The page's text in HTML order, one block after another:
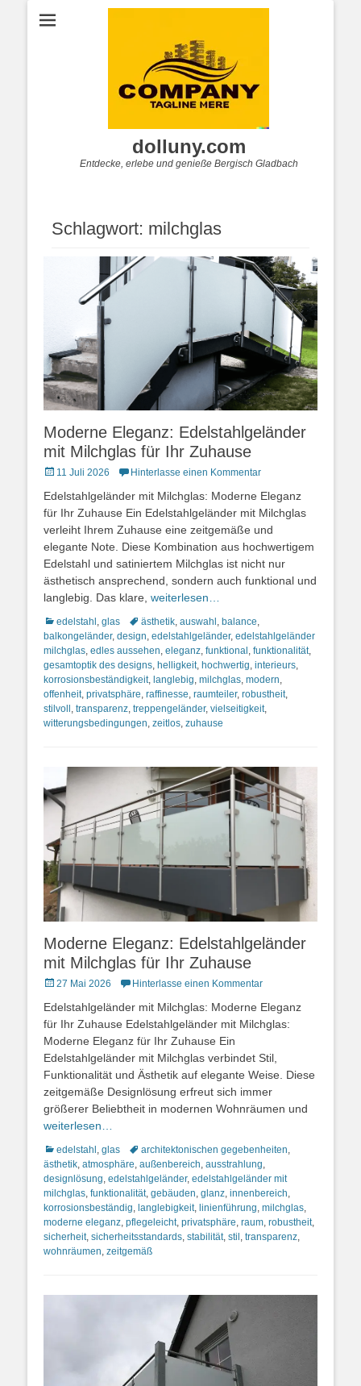
dolluny.com
Entdecke, erlebe und genieße Bergisch Gladbach
Schlagwort: milchglas
Moderne Eleganz: Edelstahlgeländer
mit Milchglas für Ihr Zuhause
Posted
11 Juli 2026 Hinterlasse einen Kommentar
Edelstahlgeländer mit Milchglas: Moderne Eleganz
für Ihr Zuhause Ein Edelstahlgeländer mit Milchglas
verleiht Ihrem Zuhause eine zeitgemäße und
elegante Note. Diese Kombination aus hochwertigem
Edelstahl und satiniertem Milchglas ist nicht nur
ästhetisch ansprechend, sondern auch funktional und
langlebig. Das klare, weiterlesen…
Kategorien
edelstahl , glas Schlagworte
ästhetik, auswahl , balance,
balkongeländer, design, edelstahlgeländer, edelstahlgeländer
milchglas, edles aussehen, eleganz, funktional , funktionalität,
gesamtoptik des designs, helligkeit, hochwertig, interieurs,
korrosionsbeständigkeit, langlebig, milchglas, modern,
offenheit, privatsphäre, raffinesse, raumteiler, robustheit,
stilvoll , transparenz, treppengeländer, vielseitigkeit,
witterungsbedingungen, zeitlos, zuhause
Moderne Eleganz: Edelstahlgeländer
mit Milchglas für Ihr Zuhause
Posted
27 Mai 2026 Hinterlasse einen Kommentar
Edelstahlgeländer mit Milchglas: Moderne Eleganz
für Ihr Zuhause Edelstahlgeländer mit Milchglas:
Moderne Eleganz für Ihr Zuhause Ein
Edelstahlgeländer mit Milchglas verbindet Stil,
Funktionalität und Ästhetik auf elegante Weise. Diese
zeitgemäße Designlösung erfreut sich immer
größerer Beliebtheit in modernen Wohnräumen und
weiterlesen…
Kategorien
edelstahl glas Schlagworte
architektonischen gegebenheiten
ästhetik atmosphäre außenbereich ausstrahlung
designlösung edelstahlgeländer, edelstahlgeländer mit
milchglas funktionalität, gebäuden glanz innenbereich
korrosionsbeständig langlebigkeit, linienführung milchglas
moderne eleganz pflegeleicht, privatsphäre raum robustheit,
sicherheit, sicherheitsstandards stabilität, stil transparenz
wohnräumen zeitgemäß